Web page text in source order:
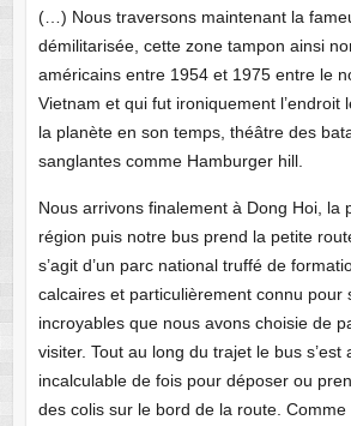
(…) Nous traversons maintenant la
démilitarisée, cette zone tampon ainsi
américains entre 1954 et 1975 entre le
Vietnam et qui fut ironiquement l’endroit
la planète en son temps, théâtre des
sanglantes comme Hamburger hill.
Nous arrivons finalement à Dong Hoi, la
région puis notre bus prend la petite
s’agit d’un parc national truffé de
calcaires et particulièrement connu pour
incroyables que nous avons choisie de
visiter. Tout au long du trajet le bus
incalculable de fois pour déposer ou
des colis sur le bord de la route.